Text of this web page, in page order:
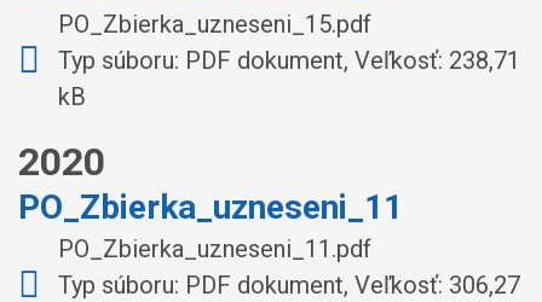
PO_Zbierka_uzneseni_15.pdf
Typ súboru: PDF dokument, Veľkosť: 238,71
kB
2020
PO_Zbierka_uzneseni_11
PO_Zbierka_uzneseni_11.pdf
Typ súboru: PDF dokument, Veľkosť: 306,27